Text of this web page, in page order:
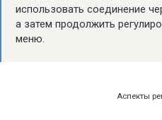
использовать соединение
а затем продолжить
меню.
Аспекты